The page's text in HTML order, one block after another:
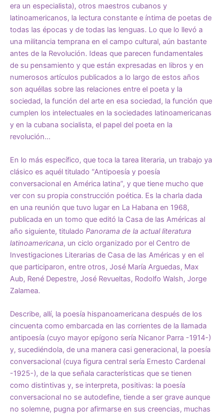
era un especialista), otros maestros cubanos y
latinoamericanos, la lectura constante e íntima de poetas de
todas las épocas y de todas las lenguas. Lo que lo llevó a
una militancia temprana en el campo cultural, aún bastante
antes de la Revolución. Ideas que parecen fundamentales
de su pensamiento y que están expresadas en libros y en
numerosos artículos publicados a lo largo de estos años
son aquéllas sobre las relaciones entre el poeta y la
sociedad, la función del arte en esa sociedad, la función que
cumplen los intelectuales en la sociedades latinoamericanas
y en la cubana socialista, el papel del poeta en la
revolución…
En lo más específico, que toca la tarea literaria, un trabajo ya
clásico es aquél titulado “Antipoesía y poesía
conversacional en América latina”, y que tiene mucho que
ver con su propia construcción poética. Es la charla dada
en una reunión que tuvo lugar en La Habana en 1968,
publicada en un tomo que editó la Casa de las Américas al
año siguiente, titulado Panorama de la actual literatura
latinoamericana, un ciclo organizado por el Centro de
Investigaciones Literarias de Casa de las Américas y en el
que participaron, entre otros, José María Arguedas, Max
Aub, René Depestre, José Revueltas, Rodolfo Walsh, Jorge
Zalamea.
Describe, allí, la poesía hispanoamericana después de los
cincuenta como embarcada en las corrientes de la llamada
antipoesía (cuyo mayor epígono sería Nicanor Parra -1914-)
y, sucediéndola, de una manera casi generacional, la poesía
conversacional (cuya figura central sería Ernesto Cardenal
-1925-), de la que señala características que se tienen
como distintivas y, se interpreta, positivas: la poesía
conversacional no se autodefine, tiende a ser grave aunque
no solemne, pugna por afirmarse en sus creencias, muchas